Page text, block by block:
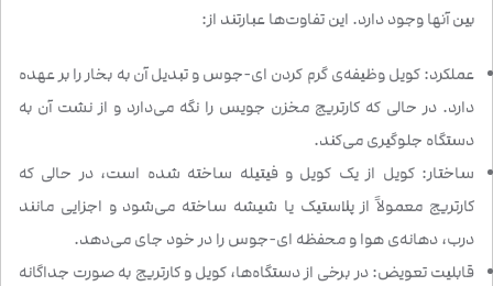
بین آنها وجود دارد. این تفاوت‌ها عبارتند از:
عملکرد: کویل وظیفه‌ی گرم کردن ای-جوس و تبدیل آن به بخار را بر عهده
دارد. در حالی که کارتریج مخزن جویس را نگه می‌دارد و از نشت آن به
دستگاه جلوگیری می‌کند.
ساختار: کویل از یک کویل و فیتیله ساخته شده است، در حالی که
کارتریج معمولاً از پلاستیک یا شیشه ساخته می‌شود و اجزایی مانند
درب، دهانه‌ی هوا و محفظه ای-جوس را در خود جای می‌دهد.
قابلیت تعویض: در برخی از دستگاه‌ها، کویل و کارتریج به صورت جداگانه